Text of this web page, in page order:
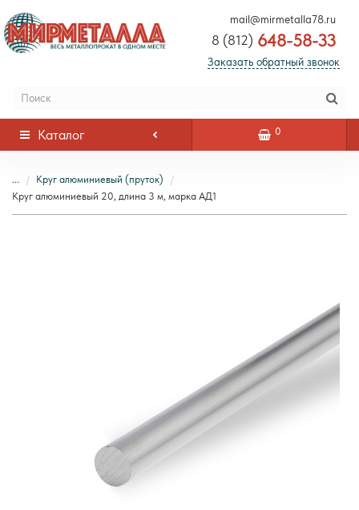
mail@mirmetalla78.ru
8 (812) 648-58-33
Заказать обратный звонок
Каталог 0
...
Круг алюминиевый (пруток)
Круг алюминиевый 20, длина 3 м, марка АД1